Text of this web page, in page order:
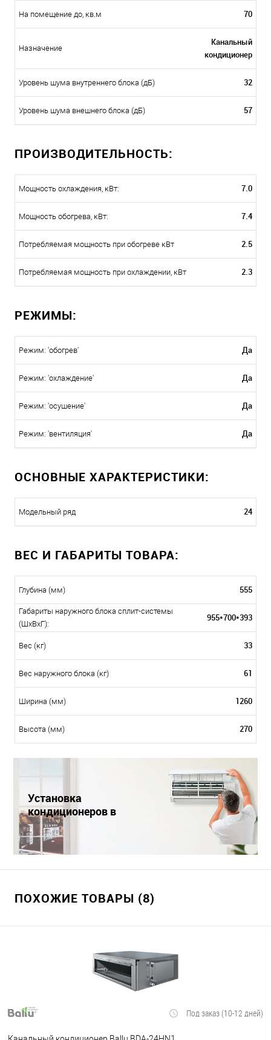
На помещение до, кв.м 70
Назначение
Канальный
кондиционер
Уровень шума внутреннего блока (дБ) 32
Уровень шума внешнего блока (дБ) 57
ПРОИЗВОДИТЕЛЬНОСТЬ:
Мощность охлаждения, кВт: 7.0
Мощность обогрева, кВт: 7.4
Потребляемая мощность при обогреве кВт 2.5
Потребляемая мощность при охлаждении, кВт 2.3
РЕЖИМЫ:
Режим: 'обогрев' Да
Режим: 'охлаждение' Да
Режим: 'осушение' Да
Режим: 'вентиляция' Да
ОСНОВНЫЕ ХАРАКТЕРИСТИКИ:
Модельный ряд 24
ВЕС И ГАБАРИТЫ ТОВАРА:
Глубина (мм) 555
Габариты наружного блока сплит-системы
(ШxВxГ):
955*700*393
Вес (кг) 33
Вес наружного блока (кг) 61
Ширина (мм) 1260
Высота (мм) 270
Установка
кондиционеров в
Краснодаре
ПОХОЖИЕ ТОВАРЫ (8)
Под заказ (10-12 дней)